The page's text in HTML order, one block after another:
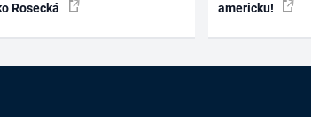
Rosecká
americku!